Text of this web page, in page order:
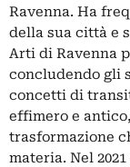
Ravenna. Ha
della sua città e
Arti di Ravenna
concludendo gli
concetti di
effimero e
trasformazione
materia. Nel